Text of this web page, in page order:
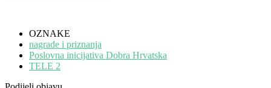
OZNAKE
nagrade i priznanja
Poslovna inicijativa Dobra Hrvatska
TELE 2